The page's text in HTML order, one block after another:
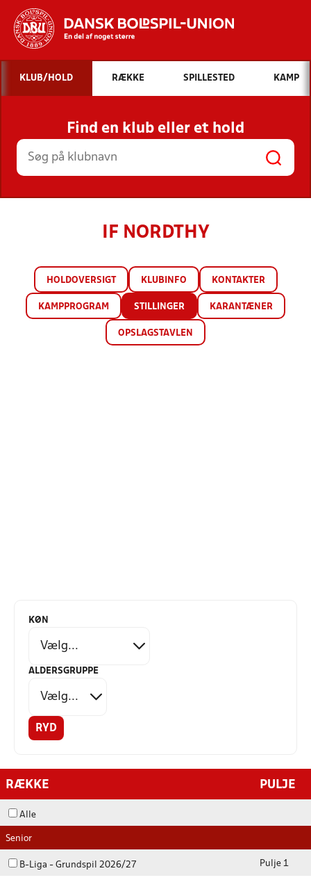
Hvad vil du søge efter?
INDHOLD OG NYHEDER
STILLINGER, RESULTATER, KLUBBER OG
HOLD
KLUB/HOLD RÆKKE SPILLESTED KAMP
Find en klub eller et hold
IF NORDTHY
HOLDOVERSIGT KLUBINFO KONTAKTER
KAMPPROGRAM STILLINGER KARANTÆNER
OPSLAGSTAVLEN
KØN
ALDERSGRUPPE
RYD
RÆKKE PULJE
Alle
Senior
B-Liga - Grundspil 2026/27 Pulje 1